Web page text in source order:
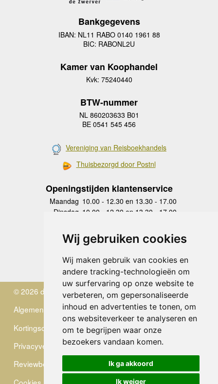
Wij gebruiken cookies
Wij maken gebruik van cookies en
andere tracking-technologieën om
uw surfervaring op onze website te
verbeteren, om gepersonaliseerde
inhoud en advertenties te tonen, om
ons websiteverkeer te analyseren en
om te begrijpen waar onze
bezoekers vandaan komen.
Ik ga akkoord
Ik weiger
Bankgegevens
IBAN: NL11 RABO 0140 1961 88
BIC: RABONL2U
Kamer van Koophandel
Kvk: 75240440
BTW-nummer
NL 860203633 B01
BE 0541 545 456
Vereniging van Reisboekhandels
Thuisbezorgd door Postnl
Openingstijden klantenservice
Maandag 10.00 - 12.30 en 13.30 - 17.00
Dinsdag 10.00 - 12.30 en 13.30 - 17.00
Donderdag
10.00 - 12.30 en 13.30 - 17.00
Vrijdag 10.00 - 12.30 en 13.30 - 17.00
Zaterdag
gesloten
Zondag gesloten
© 2026 de Zwerver
Algemene Voorwaarden
Kortingscode
Privacyverklaring
Reviewbeleid